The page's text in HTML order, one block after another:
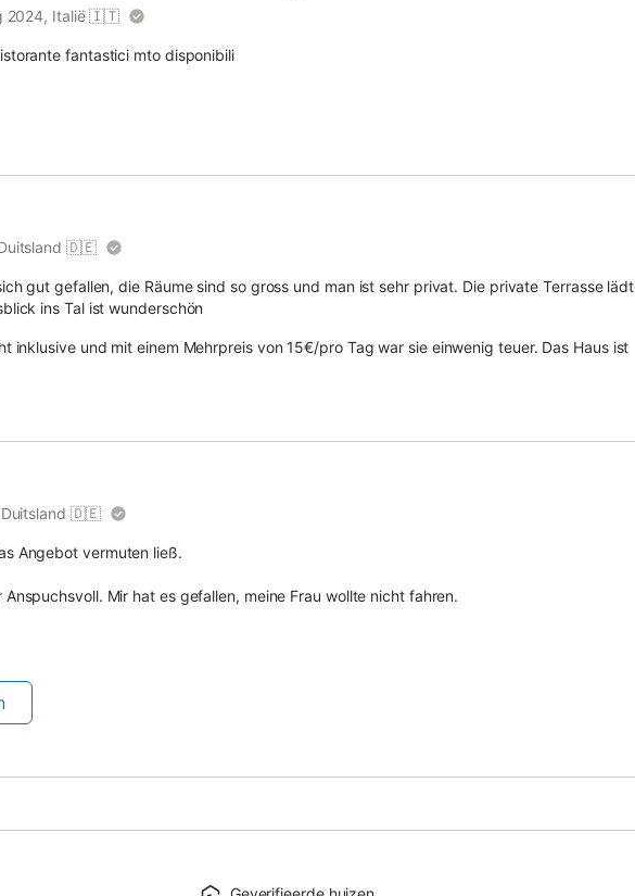
2024, Italië 🇮🇹
fantastici mto disponibili
🇩🇪
gut gefallen, die Räume sind so gross und man ist sehr privat. Die private Terrasse lädt
ins Tal ist wunderschön
inklusive und mit einem Mehrpreis von 15€/pro Tag war sie einwenig teuer. Das Haus ist
🇩🇪
Angebot vermuten ließ.
Mir hat es gefallen, meine Frau wollte nicht fahren.